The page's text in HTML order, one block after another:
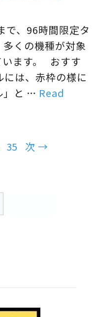
で、96時間限定タ
くの機種が対象
います。 おすす
は、赤枠の様に
」と … Read
ペ
35 次 →